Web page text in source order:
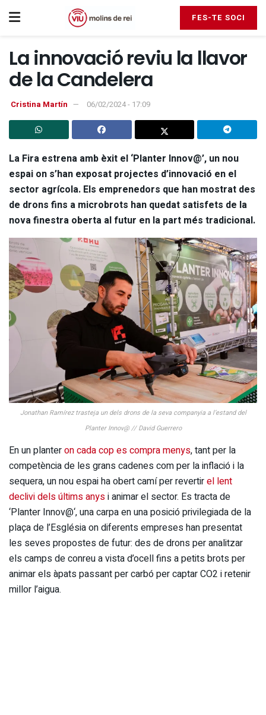
FES-TE SOCI
La innovació reviu la llavor
de la Candelera
Cristina Martín 06/02/2024 - 17:09
La Fira estrena amb èxit el ‘Planter Innov@’, un nou
espai on s’han exposat projectes d’innovació en el
sector agrícola. Els emprenedors que han mostrat des
de drons fins a microbrots han quedat satisfets de la
nova finestra oberta al futur en la part més tradicional.
Jonathan Ramírez trasteja un dels drons de la seva companyia a l’estand del
Planter Innov@ // David Guerrero
En un planteron cada cop es compra menys, tant per la
competència de les grans cadenes com per la inflació i la
sequera, un nou espai ha obert camí per revertirel lent
declivi dels últims anysi animar el sector. Es tracta de
‘Planter Innov@‘, una carpa en una posició privilegiada de la
plaça de l’Església on diferents empreses han presentat
les seves propostes de futur: des de drons per analitzar
els camps de conreu a vista d’ocell fins a petits brots per
animar els àpats passant per carbó per captar CO2 i retenir
millor l’aigua.